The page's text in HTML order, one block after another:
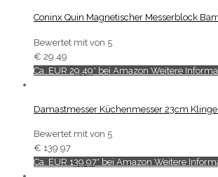
Coninx Quin Magnetischer Messerblock
Bewertet mit von 5
€ 29.49
Ca. EUR 29,49* bei Amazon Weitere
Damastmesser Küchenmesser 23cm
Bewertet mit von 5
€ 139.97
Ca. EUR 139,97* bei Amazon Weitere